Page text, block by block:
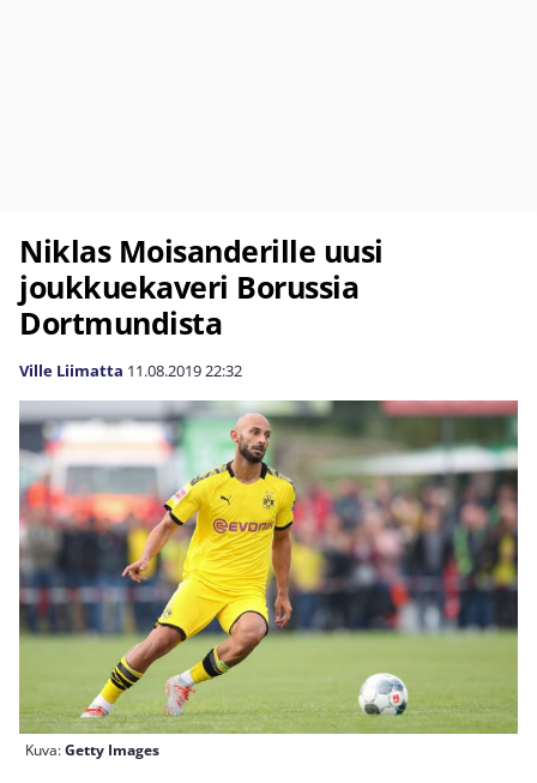
Niklas Moisanderille uusi
joukkuekaveri Borussia
Dortmundista
Ville Liimatta 11.08.201922:32
Kuva:Getty Images